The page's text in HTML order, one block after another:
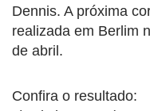
Dennis. A próxima
realizada em Berlim
de abril.
Confira o resultado: